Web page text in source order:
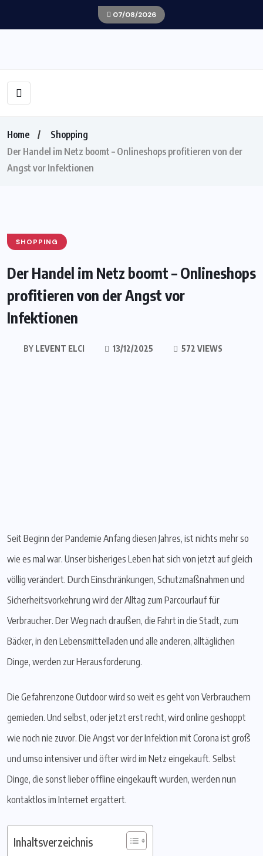
07/08/2026
Home
Shopping
Der Handel im Netz boomt – Onlineshops profitieren von der
Angst vor Infektionen
SHOPPING
Der Handel im Netz boomt – Onlineshops
profitieren von der Angst vor
Infektionen
BYLEVENT ELCI 13/12/2025 572 VIEWS
Seit Beginn der Pandemie Anfang diesen Jahres, ist nichts mehr so
wie es mal war. Unser bisheriges Leben hat sich von jetzt auf gleich
völlig verändert. Durch Einschränkungen, Schutzmaßnahmen und
Sicherheitsvorkehrung wird der Alltag zum Parcourlauf für
Verbraucher. Der Weg nach draußen, die Fahrt in die Stadt, zum
Bäcker, in den Lebensmittelladen und alle anderen, alltäglichen
Dinge, werden zur Herausforderung.
Die Gefahrenzone Outdoor wird so weit es geht von Verbrauchern
gemieden. Und selbst, oder jetzt erst recht, wird online geshoppt
wie noch nie zuvor. Die Angst vor der Infektion mit Corona ist groß
und umso intensiver und öfter wird im Netz eingekauft. Selbst
Dinge, die sonst lieber offline eingekauft wurden, werden nun
kontaktlos im Internet ergattert.
Inhaltsverzeichnis